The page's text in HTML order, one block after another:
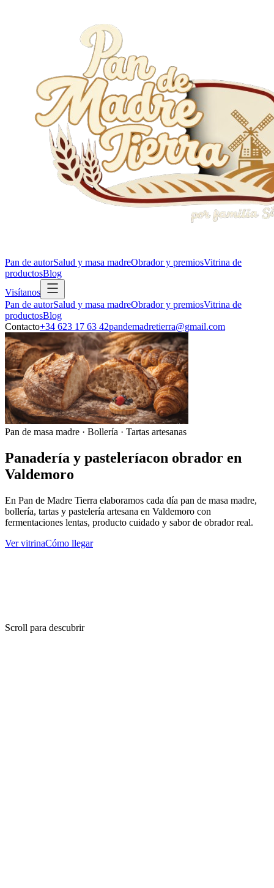
Pan de autorSalud y masa madreObrador y premiosVitrina de
productosBlog
Visítanos
Pan de autorSalud y masa madreObrador y premiosVitrina de
productosBlog
Contacto+34 623 17 63 42pandemadretierra@gmail.com
Pan de masa madre · Bollería · Tartas artesanas
Panadería y pasteleríacon obrador en
Valdemoro
En Pan de Madre Tierra elaboramos cada día pan de masa madre,
bollería, tartas y pastelería artesana en Valdemoro con
fermentaciones lentas, producto cuidado y sabor de obrador real.
Ver vitrinaCómo llegar
Scroll para descubrir